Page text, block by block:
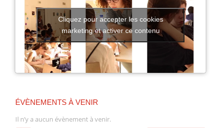
Cliquez pour accepter les cookies
marketing et activer ce contenu
ÉVÈNEMENTS À VENIR
Il n’y a aucun évènement à venir.